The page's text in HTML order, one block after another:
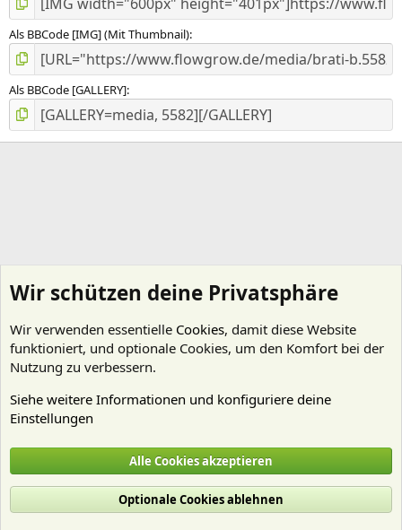
Als BBCode [IMG] (Mit Thumbnail)
Als BBCode [GALLERY]
Cookies
Deutsch (Du)
Nutzungsbedingungen
Datenschutz Hilfe und Impressum
R
Wir schützen deine Privatsphäre
Wir verwenden essentielle Cookies, damit diese Website
funktioniert, und optionale Cookies, um den Komfort bei der
Nutzung zu verbessern.
Siehe weitere Informationen und konfiguriere deine
Einstellungen
Alle Cookies akzeptieren
Optionale Cookies ablehnen